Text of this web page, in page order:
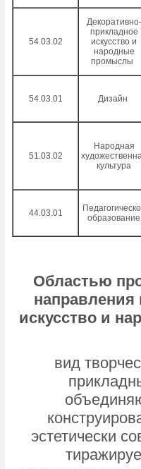
54.03.02
Декоративно-
прикладное
искусство и
народные
промыслы
54.03.01 Дизайн
51.03.02
Народная
культура
44.03.01
образование
Областью
направления
искусство и
вид
эстетически